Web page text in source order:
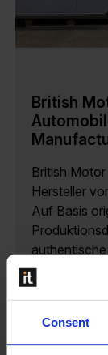
Consent
British
British
Hersteller
Auf Basis
Mehr lesen